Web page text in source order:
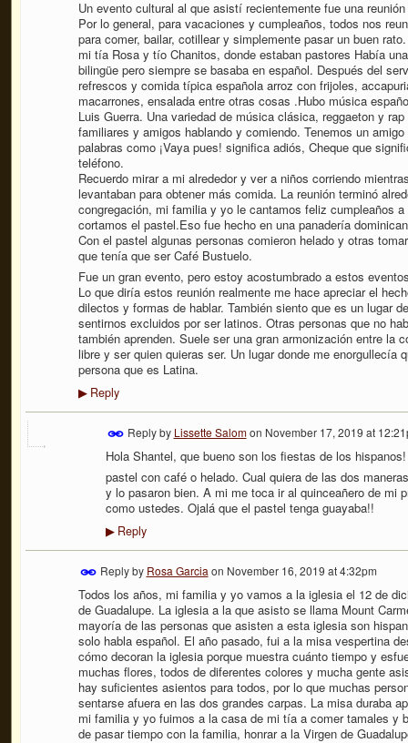
Un evento cultural al que asistí recientemente fue una
Por lo general, para vacaciones y cumpleaños, todos nos
para comer, bailar, cotillear y simplemente pasar un buen
mi tía Rosa y tío Chanitos, donde estaban pastores Había
bilingüe pero siempre se basaba en español. Después del
refrescos y comida típica española arroz con frijoles,
macarrones, ensalada entre otras cosas .Hubo música
Luis Guerra. Una variedad de música clásica, reggaeton y
familiares y amigos hablando y comiendo. Tenemos un
palabras como ¡Vaya pues! significa adiós, Cheque que
teléfono.
Recuerdo mirar a mi alrededor y ver a niños corriendo
levantaban para obtener más comida. La reunión terminó
congregación, mi familia y yo le cantamos feliz cumpleaños
cortamos el pastel.Eso fue hecho en una panadería
Con el pastel algunas personas comieron helado y otras
que tenía que ser Café Bustuelo.
Fue un gran evento, pero estoy acostumbrado a estos
Lo que diría estos reunión realmente me hace apreciar el
dilectos y formas de hablar. También siento que es un lugar
sentirnos excluidos por ser latinos. Otras personas que no
también aprenden. Suele ser una gran armonización entre la
libre y ser quien quieras ser. Un lugar donde me enorgullecía
persona que es Latina.
▶Reply
Reply by Lissette Salomon November 17, 2019 at
Hola Shantel, que bueno son los fiestas de los
pastel con café o helado. Cual quiera de las dos
y lo pasaron bien. A mi me toca ir al quinceañero de mi
como ustedes. Ojalá que el pastel tenga guayaba!!
▶Reply
Reply by Rosa Garcia on November 16, 2019 at 4:32pm
Todos los años, mi familia y yo vamos a la iglesia el 12 de
de Guadalupe. La iglesia a la que asisto se llama Mount
mayoría de las personas que asisten a esta iglesia son
solo habla español. El año pasado, fui a la misa vespertina
cómo decoran la iglesia porque muestra cuánto tiempo y
muchas flores, todos de diferentes colores y mucha gente
hay suficientes asientos para todos, por lo que muchas
sentarse afuera en las dos grandes carpas. La misa duraba
mi familia y yo fuimos a la casa de mi tía a comer tamales y
de pasar tiempo con la familia, honrar a la Virgen de